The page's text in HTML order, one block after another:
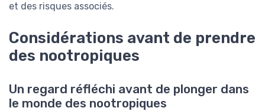
et des risques associés.
Considérations avant de prendre
des nootropiques
Un regard réfléchi avant de plonger dans
le monde des nootropiques